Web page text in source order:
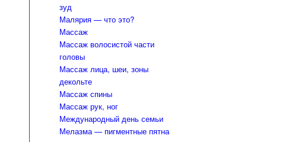
зуд
Малярия — что это?
Массаж
Массаж волосистой части
головы
Массаж лица, шеи, зоны
декольте
Массаж спины
Массаж рук, ног
Международный день семьи
Мелазма — пигментные пятна